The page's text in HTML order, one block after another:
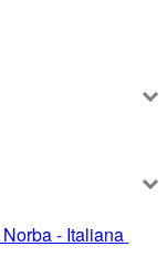
- Italiana